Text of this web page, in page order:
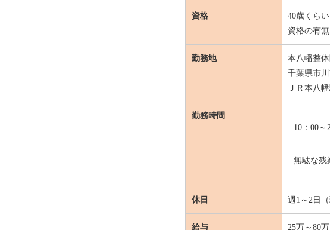
資格
40歳くら
資格の有
勤務地
本八幡整
千葉県市
ＪＲ本八
勤務時間
10：00
無駄な残
休日 週1～2日
給与 25万～80万